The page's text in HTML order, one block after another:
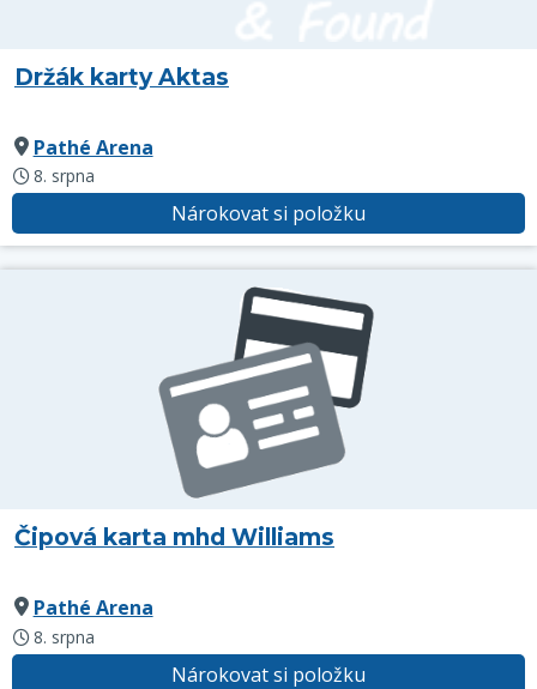
Držák karty Aktas
Pathé Arena
8. srpna
Nárokovat si položku
Čipová karta mhd Williams
Pathé Arena
8. srpna
Nárokovat si položku